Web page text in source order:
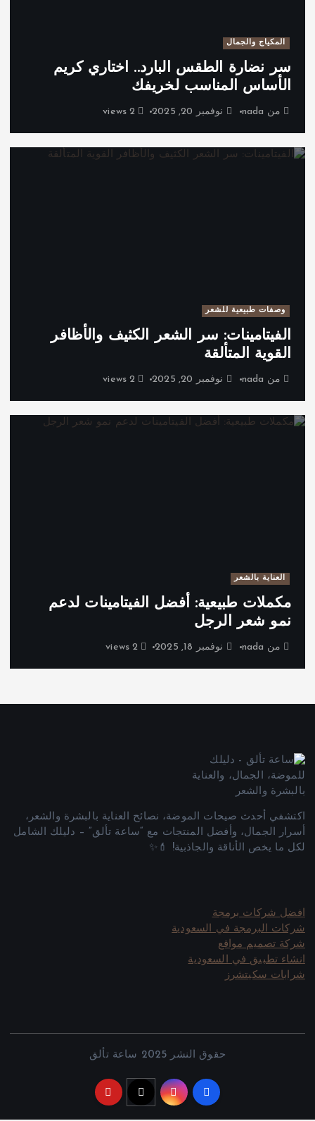
المكياج والجمال
سر نضارة الطقس البارد.. اختاري كريم
الأساس المناسب لخريفك
من nada نوفمبر 20, 2025 2 views
وصفات طبيعية للشعر
الفيتامينات: سر الشعر الكثيف والأظافر
القوية المتألقة
من nada نوفمبر 20, 2025 2 views
العناية بالشعر
مكملات طبيعية: أفضل الفيتامينات لدعم
نمو شعر الرجل
من nada نوفمبر 18, 2025 2 views
اكتشفي أحدث صيحات الموضة، نصائح العناية بالبشرة والشعر،
أسرار الجمال، وأفضل المنتجات مع “ساعة تألق” – دليلك الشامل
لكل ما يخص الأناقة والجاذبية! 💄✨
افضل شركات برمجة
شركات البرمجة في السعودية
شركة تصميم مواقع
انشاء تطبيق في السعودية
شرابات سكيتشرز
حقوق النشر 2025 ساعة تألق